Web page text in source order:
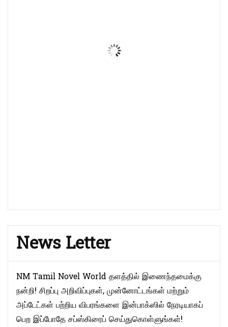
News Letter
NM Tamil Novel World தளத்தில் இணைந்தமைக்கு
நன்றி! சிறப்பு அறிவிப்புகள், முன்னோட்டங்கள் மற்றும்
அப்டேட்கள் பற்றிய விபரங்களை இன்பாக்ஸில் நேரடியாகப்
பெற இப்போதே சப்ஸ்கிரைப் செய்துகொள்ளுங்கள்!